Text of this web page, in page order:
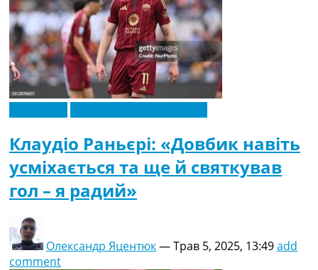
Клаудіо Раньєрі: «Довбик навіть
усміхається та ще й святкував
гол – я радий»
Олександр Яцентюк—Трав 5, 2025, 13:49add
comment